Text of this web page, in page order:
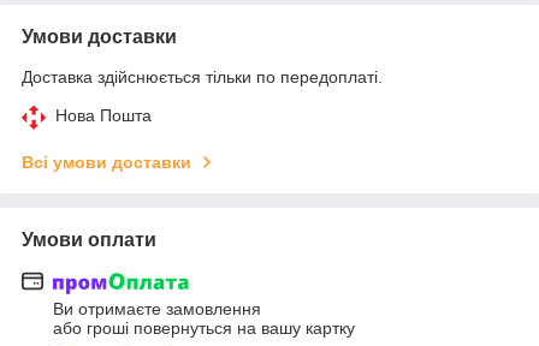
Умови доставки
Доставка здійснюється тільки по передоплаті.
Нова Пошта
Всі умови доставки
Умови оплати
Ви отримаєте замовлення
або гроші повернуться на вашу картку